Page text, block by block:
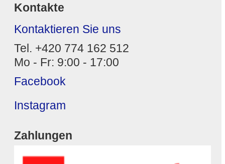
Kontakte
Kontaktieren Sie uns
Tel. +420 774 162 512
Mo - Fr: 9:00 - 17:00
Facebook
Instagram
Zahlungen